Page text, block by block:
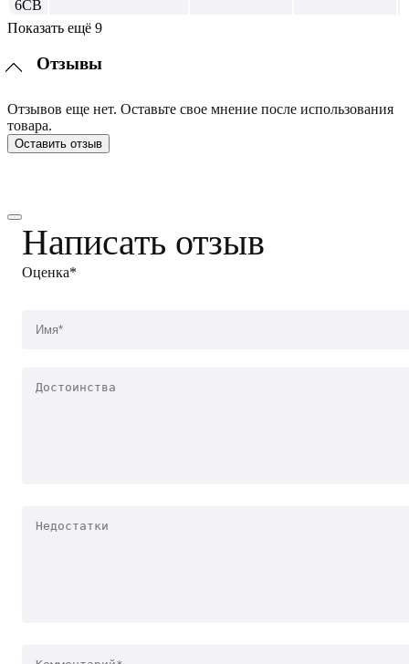
Показать ещё 9
Отзывы
Отзывов еще нет. Оставьте свое мнение после использования
товара.
Оставить отзыв
Написать отзыв
Оценка*